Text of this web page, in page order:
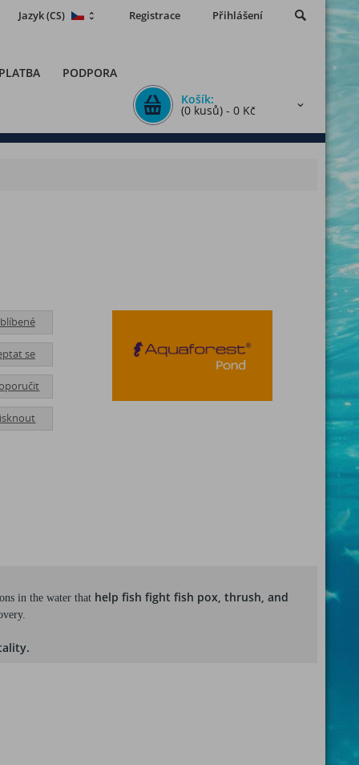
Registrace Přihlášení
Jazyk(CS)
PODPORA
Košík:
(0 kusů) - 0 Kč
se
in the water that help fish fight fish pox, thrush, and